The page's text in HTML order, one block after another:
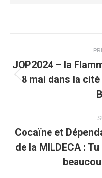
JOP2024 – la
8 mai dans la
Cocaïne et
de la MILDECA :